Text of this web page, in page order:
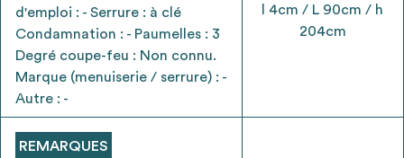
voirFAQ
d'emploi : - Serrure : à clé
Condamnation : - Paumelles : 3
Degré coupe-feu : Non connu.
Marque (menuiserie / serrure) : -
Autre : -
REMARQUES
l 4cm / L 90cm / h
204cm